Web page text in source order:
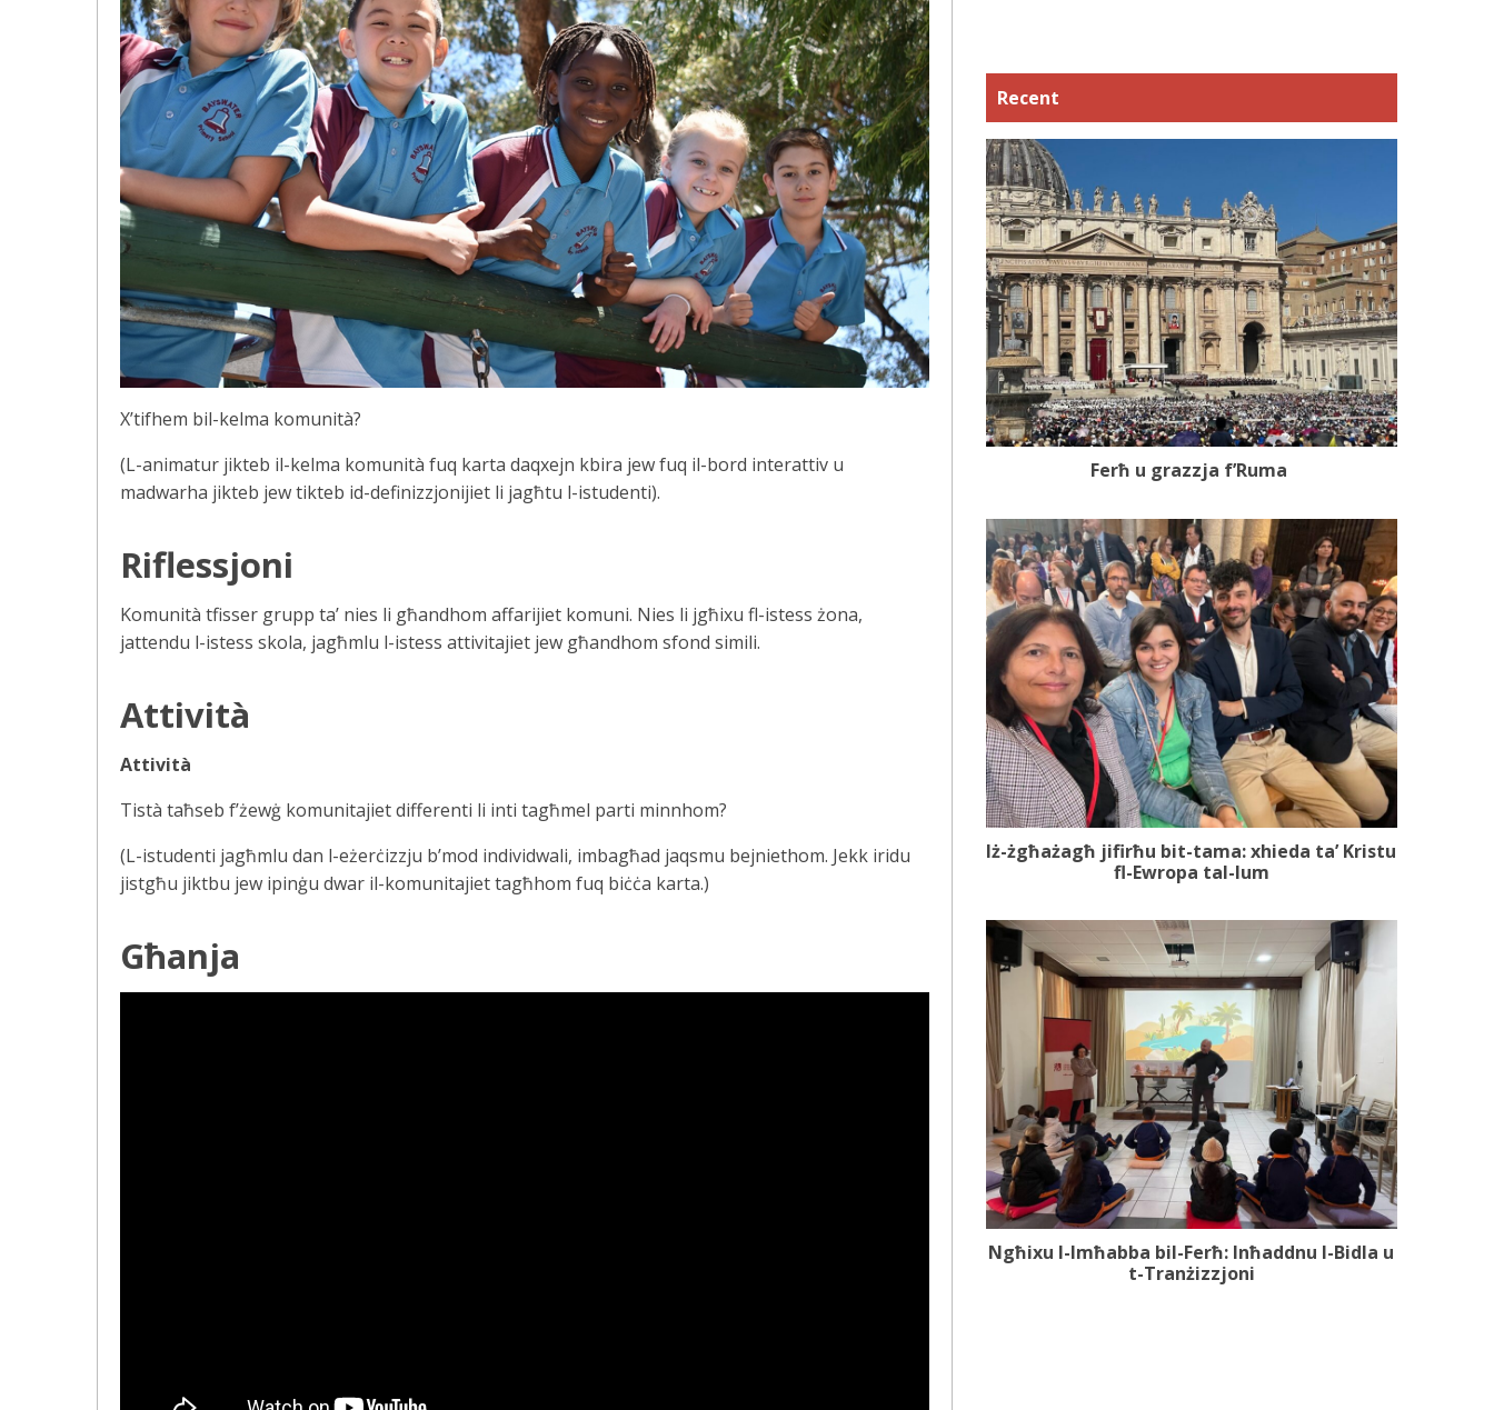
X’tifhem bil-kelma komunità?
(L-animatur jikteb il-kelma komunità fuq karta daqxejn kbira jew fuq il-bord interattiv u
madwarha jikteb jew tikteb id-definizzjonijiet li jagħtu l-istudenti).
Riflessjoni
Komunità tfisser grupp ta’ nies li għandhom affarijiet komuni. Nies li jgħixu fl-istess żona,
jattendu l-istess skola, jagħmlu l-istess attivitajiet jew għandhom sfond simili.
Attività
Attività
Tistà taħseb f’żewġ komunitajiet differenti li inti tagħmel parti minnhom?
(L-istudenti jagħmlu dan l-eżerċizzju b’mod individwali, imbagħad jaqsmu bejniethom. Jekk iridu
jistgħu jiktbu jew ipinġu dwar il-komunitajiet tagħhom fuq biċċa karta.)
Għanja
Recent
Ferħ u grazzja f’Ruma
Iż-żgħażagħ jifirħu bit-tama: xhieda ta’ Kristu
fl-Ewropa tal-lum
Ngħixu l-Imħabba bil-Ferħ: Inħaddnu l-Bidla u
t-Tranżizzjoni